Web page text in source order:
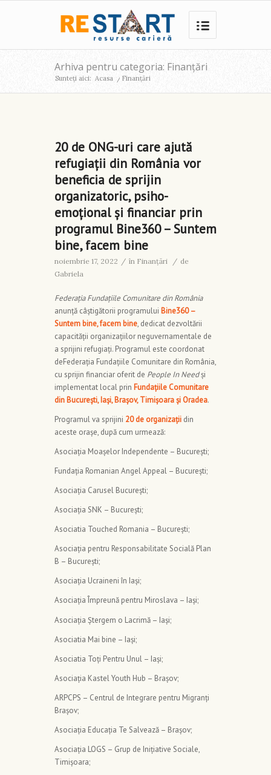
Arhiva pentru categoria: Finanţări
Sunteți aici: Acasa / Finanţări
20 de ONG-uri care ajută
refugiații din România vor
beneficia de sprijin
organizatoric, psiho-
emoțional și financiar prin
programul Bine360 – Suntem
bine, facem bine
noiembrie 17, 2022 / în Finanţări / de
Gabriela
Federația Fundațiile Comunitare din România
anunță câștigătorii programului Bine360 –
Suntem bine, facem bine, dedicat dezvoltării
capacității organizațiilor neguvernamentale de
a sprijini refugiați. Programul este coordonat
deFederația Fundațiile Comunitare din România,
cu sprijin financiar oferit de People In Needși
implementat local prin Fundațiile Comunitare
din București, Iași, Brașov, Timișoara și Oradea.
Programul va sprijini 20 de organizații din
aceste orașe, după cum urmează:
Asociația Moașelor Independente – București;
Fundația Romanian Angel Appeal – București;
Asociația Carusel București;
Asociația SNK – București;
Asociatia Touched Romania – București;
Asociația pentru Responsabilitate Socială Plan
B – București;
Asociația Ucraineni în Iași;
Asociația Împreună pentru Miroslava – Iași;
Asociația Ștergem o Lacrimă – Iași;
Asociatia Mai bine – Iași;
Asociatia Toți Pentru Unul – Iași;
Asociația Kastel Youth Hub – Brașov;
ARPCPS – Centrul de Integrare pentru Migranți
Brașov;
Asociația Educația Te Salvează – Brașov;
Asociația LOGS – Grup de Inițiative Sociale,
Timișoara;